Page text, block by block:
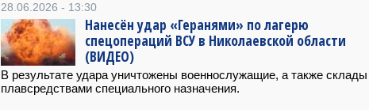
28.06.2026 - 13:30
Нанесён удар «Геранями» по лагерю
спецопераций ВСУ в Николаевской области
(ВИДЕО)
В результате удара уничтожены военнослужащие, а также
плавсредствами специального назначения.